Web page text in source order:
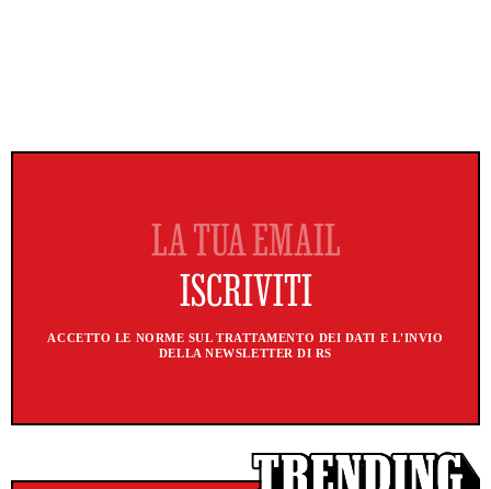
ACCETTO LE NORME SUL TRATTAMENTO DEI DATI E L'INVIO
DELLA NEWSLETTER DI RS